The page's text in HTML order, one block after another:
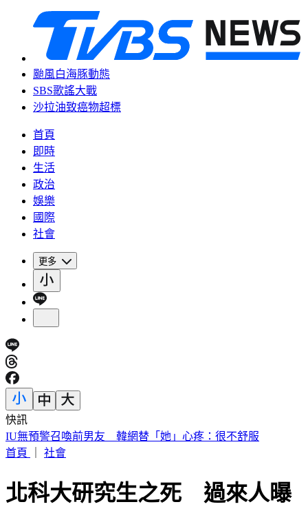
颱風白海豚動態
SBS歌謠大戰
沙拉油致癌物超標
首頁
即時
生活
政治
娛樂
國際
社會
更多
快訊
快訊／財神爺不在家 威力彩頭獎、二獎雙槓龜
首頁
社會
北科大研究生之死 過來人曝